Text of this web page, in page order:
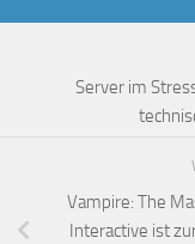
Server im
Vampire: The
Interactive ist